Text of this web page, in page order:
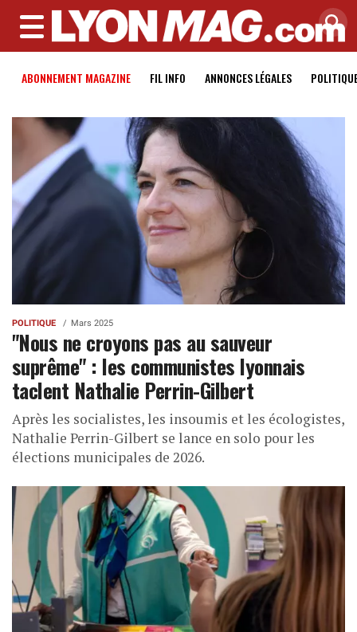
MENU
ABONNEMENT MAGAZINE FIL INFO ANNONCES LÉGALES
POLITIQUE Mars 2025
"Nous ne croyons pas au sauveur
suprême" : les communistes lyonnais
taclent Nathalie Perrin-Gilbert
Après les socialistes, les insoumis et les écologistes,
Nathalie Perrin-Gilbert se lance en solo pour les
élections municipales de 2026.